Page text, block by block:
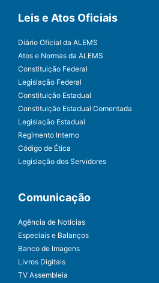
Leis e Atos Oficiais
Diário Oficial da ALEMS
Atos e Normas da ALEMS
Constituição Federal
Legislação Federal
Constituição Estadual
Constituição Estadual Comentada
Legislação Estadual
Regimento Interno
Código de Ética
Legislação dos Servidores
Comunicação
Agência de Notícias
Especiais e Balanços
Banco de Imagens
Livros Digitais
TV Assembleia